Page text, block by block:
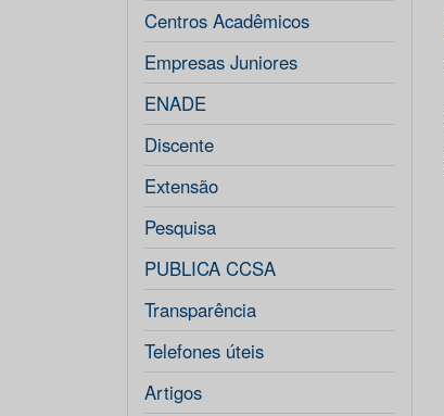
Centros Acadêmicos
Empresas Juniores
ENADE
Discente
Extensão
Pesquisa
PUBLICA CCSA
Transparência
Telefones úteis
Artigos